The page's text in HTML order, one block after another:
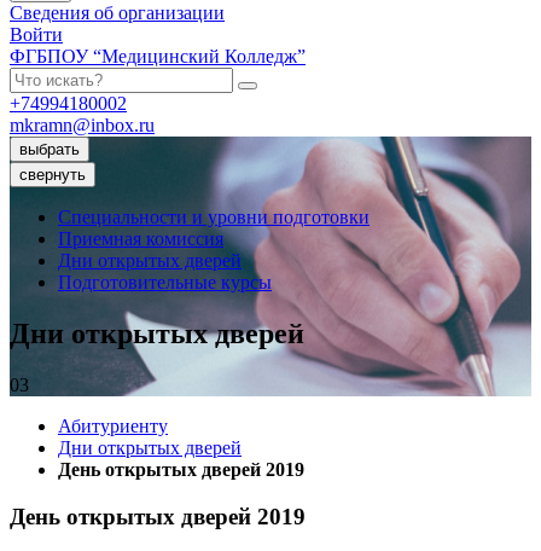
Сведения об организации
Войти
ФГБПОУ “Медицинский Колледж”
+74994180002
mkramn@inbox.ru
выбрать
свернуть
Специальности и уровни подготовки
Приемная комиссия
Дни открытых дверей
Подготовительные курсы
Дни открытых дверей
03
Абитуриенту
Дни открытых дверей
День открытых дверей 2019
День открытых дверей 2019